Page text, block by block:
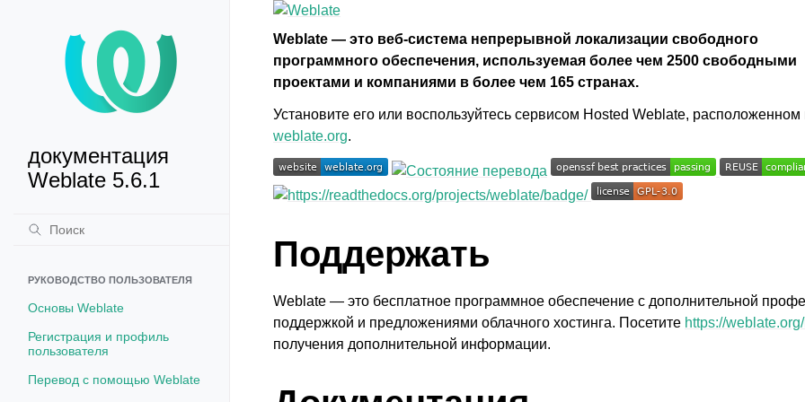
документация
Weblate 5.6.1
РУКОВОДСТВО ПОЛЬЗОВАТЕЛЯ
Основы Weblate
Регистрация и профиль
пользователя
Перевод с помощью Weblate
Weblate — это веб-система непрерывной локализации свободного
программного обеспечения, используемая более чем 2500 свободными
проектами и компаниями в более чем 165 странах.
Установите его или воспользуйтесь сервисом Hosted Weblate, расположенном
weblate.org.
Поддержать
Weblate — это бесплатное программное обеспечение с дополнительной
поддержкой и предложениями облачного хостинга. Посетите https://
получения дополнительной информации.